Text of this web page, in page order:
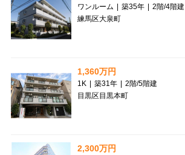
ワンルーム | 築35年 | 2階/4階建
練馬区大泉町
1,360万円
1K | 築31年 | 2階/5階建
目黒区目黒本町
2,300万円